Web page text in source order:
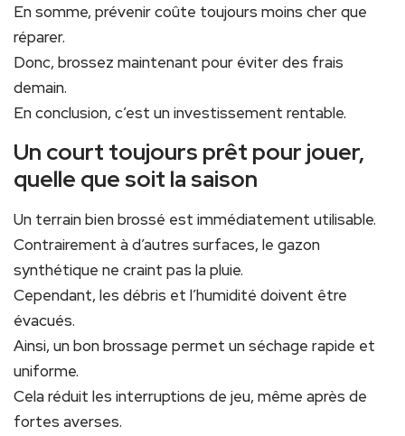
En somme, prévenir coûte toujours moins cher que
réparer.
Donc, brossez maintenant pour éviter des frais
demain.
En conclusion, c’est un investissement rentable.
Un court toujours prêt pour jouer,
quelle que soit la saison
Un terrain bien brossé est immédiatement utilisable.
Contrairement à d’autres surfaces, le gazon
synthétique ne craint pas la pluie.
Cependant, les débris et l’humidité doivent être
évacués.
Ainsi, un bon brossage permet un séchage rapide et
uniforme.
Cela réduit les interruptions de jeu, même après de
fortes averses.